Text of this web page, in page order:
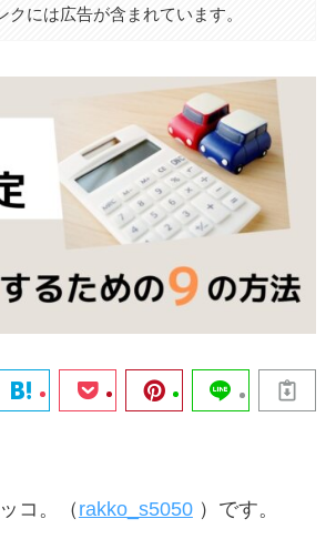
クには広告が含まれています。
コ。（ rakko_s5050）です。